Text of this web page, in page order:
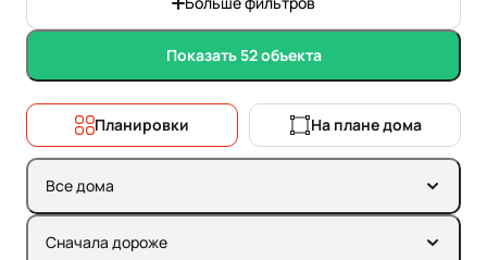
Показать 52 объекта
Планировки На плане дома
Все дома
Сначала дороже